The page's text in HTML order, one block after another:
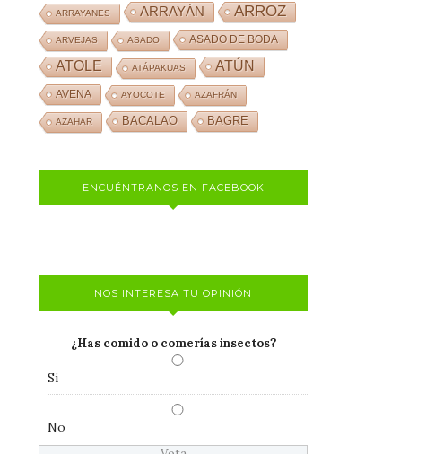
ARRAYANES ARRAYÁN ARROZ
ARVEJAS ASADO ASADO DE BODA
ATOLE ATÁPAKUAS ATÚN
AVENA AYOCOTE AZAFRÁN
AZAHAR BACALAO BAGRE
ENCUÉNTRANOS EN FACEBOOK
NOS INTERESA TU OPINIÓN
¿Has comido o comerías insectos?
Si
No